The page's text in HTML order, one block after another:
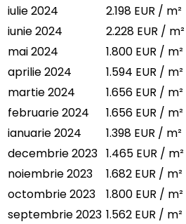
iulie 2024
2.198 EUR / m²
iunie 2024
2.228 EUR / m²
mai 2024
1.800 EUR / m²
aprilie 2024
1.594 EUR / m²
martie 2024
1.656 EUR / m²
februarie 2024
1.656 EUR / m²
ianuarie 2024
1.398 EUR / m²
decembrie 2023 1.465 EUR / m²
noiembrie 2023
1.682 EUR / m²
octombrie 2023
1.800 EUR / m²
septembrie 2023 1.562 EUR / m²